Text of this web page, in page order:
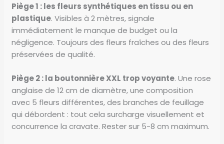
Piège 1 : les fleurs synthétiques en tissu ou en
plastique. Visibles à 2 mètres, signale
immédiatement le manque de budget ou la
négligence. Toujours des fleurs fraîches ou des fleurs
préservées de qualité.
Piège 2 : la boutonnière XXL trop voyante. Une rose
anglaise de 12 cm de diamètre, une composition
avec 5 fleurs différentes, des branches de feuillage
qui débordent : tout cela surcharge visuellement et
concurrence la cravate. Rester sur 5-8 cm maximum.